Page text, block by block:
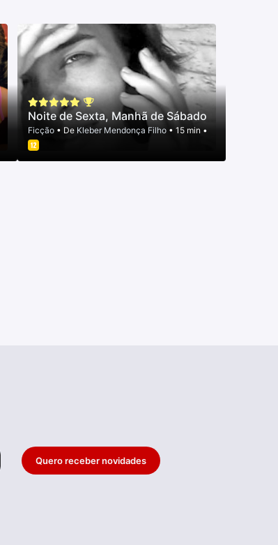
Noite de Sexta, Manhã de Sábado
Ficção • De Kleber Mendonça Filho • 15 min •
Quero receber novidades